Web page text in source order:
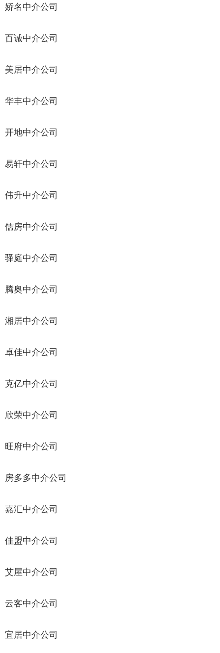
娇名中介公司
百诚中介公司
美居中介公司
华丰中介公司
开地中介公司
易轩中介公司
伟升中介公司
儒房中介公司
驿庭中介公司
腾奥中介公司
湘居中介公司
卓佳中介公司
克亿中介公司
欣荣中介公司
旺府中介公司
房多多中介公司
嘉汇中介公司
佳盟中介公司
艾屋中介公司
云客中介公司
宜居中介公司